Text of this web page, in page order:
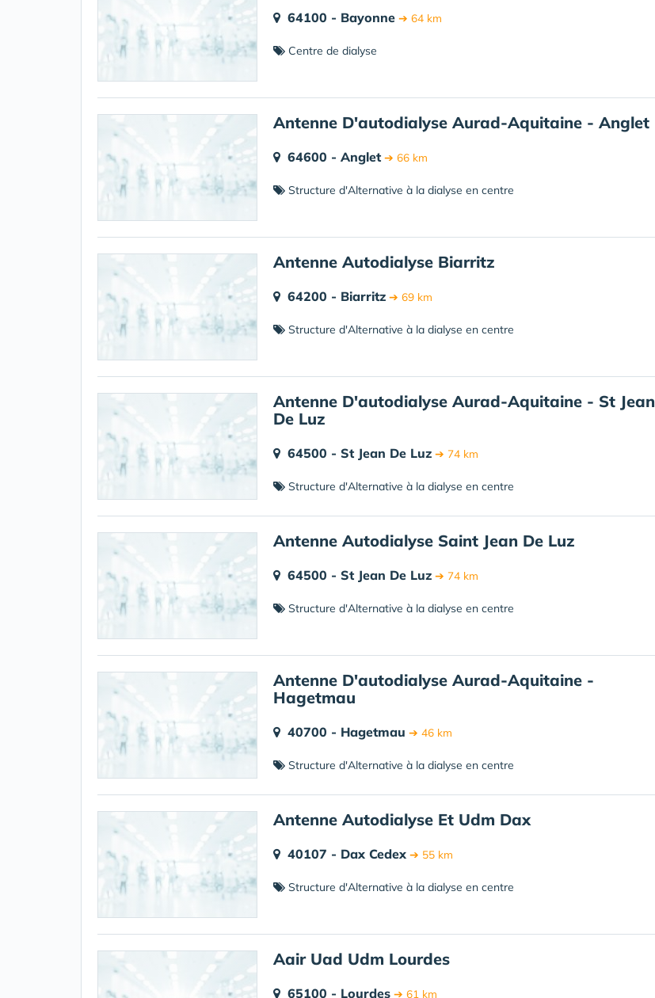
64100 - Bayonne ➔ 64 km
Centre de dialyse
Antenne D'autodialyse Aurad-Aquitaine - Anglet
64600 - Anglet ➔ 66 km
Structure d'Alternative à la dialyse en centre
Antenne Autodialyse Biarritz
64200 - Biarritz ➔ 69 km
Structure d'Alternative à la dialyse en centre
Antenne D'autodialyse Aurad-Aquitaine - St Jean
De Luz
64500 - St Jean De Luz ➔ 74 km
Structure d'Alternative à la dialyse en centre
Antenne Autodialyse Saint Jean De Luz
64500 - St Jean De Luz ➔ 74 km
Structure d'Alternative à la dialyse en centre
Antenne D'autodialyse Aurad-Aquitaine -
Hagetmau
40700 - Hagetmau ➔ 46 km
Structure d'Alternative à la dialyse en centre
Antenne Autodialyse Et Udm Dax
40107 - Dax Cedex ➔ 55 km
Structure d'Alternative à la dialyse en centre
Aair Uad Udm Lourdes
65100 - Lourdes ➔ 61 km